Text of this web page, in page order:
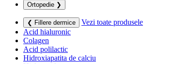
Ortopedie ❯
❮ Fillere dermice
Vezi toate produsele
Acid hialuronic
Colagen
Acid polilactic
Hidroxiapatita de calciu